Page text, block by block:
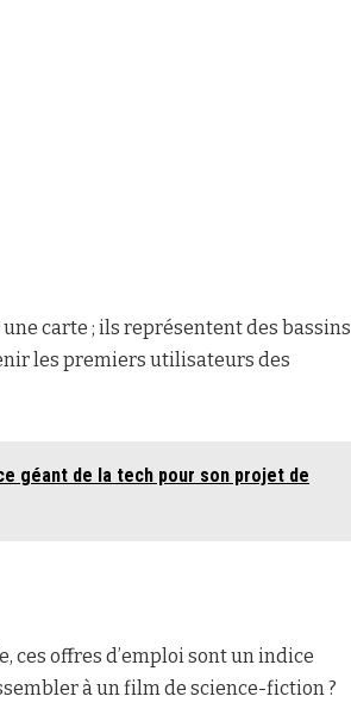
carte ; ils représentent des bassins
les premiers utilisateurs des
géant de la tech pour son projet de
ces offres d’emploi sont un indice
à un film de science-fiction ?